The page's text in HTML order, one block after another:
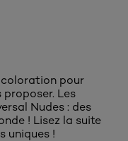
pour
proposer. Les
Nudes : des
! Lisez la suite
uniques !